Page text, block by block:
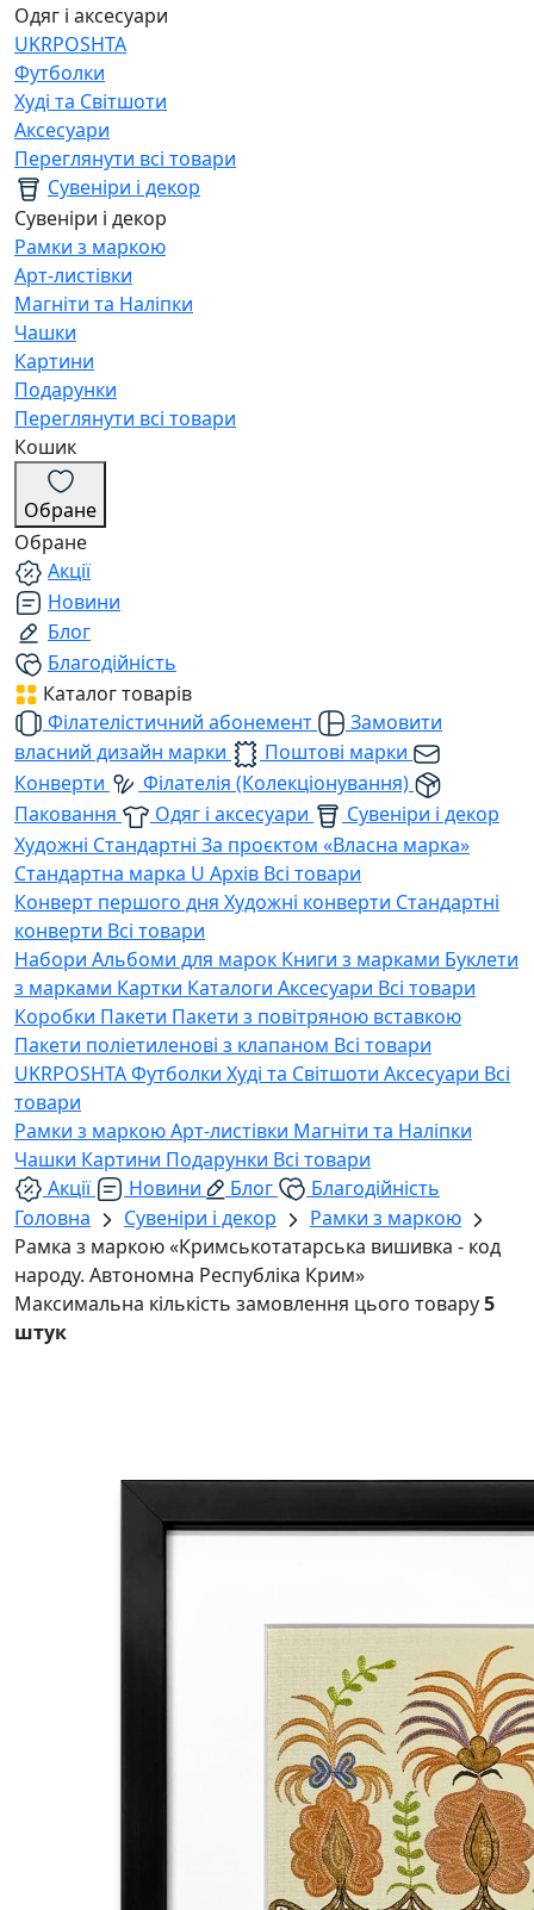
Одяг і аксесуари
UKRPOSHTA
Футболки
Худі та Світшоти
Аксесуари
Переглянути всі товари
Сувеніри і декор
Сувеніри і декор
Рамки з маркою
Арт-листівки
Магніти та Наліпки
Чашки
Картини
Подарунки
Переглянути всі товари
Кошик
Обране
Обране
Акції
Новини
Блог
Благодійність
Каталог товарів
Філателістичний абонемент
Замовити
власний дизайн марки
Поштові марки
Конверти
Філателія (Колекціонування)
Паковання
Одяг і аксесуари
Сувеніри і декор
Художні Стандартні За проєктом «Власна марка»
Стандартна марка U Архів Всі товари
Конверт першого дня Художні конверти Стандартні
конверти Всі товари
Набори Альбоми для марок Книги з марками Буклети
з марками Картки Каталоги Аксесуари Всі товари
Коробки Пакети Пакети з повітряною вставкою
Пакети поліетиленові з клапаном Всі товари
UKRPOSHTAФутболки Худі та Світшоти Аксесуари Всі
товари
Рамки з маркоюАрт-листівки Магніти та Наліпки
Чашки Картини Подарунки Всі товари
Акції
Новини Блог
Благодійність
Головна
Сувеніри і декор
Рамки з маркою
Рамка з маркою «Кримськотатарська вишивка - код
народу. Автономна Республіка Крим»
Максимальна кількість замовлення цього товару5
штук